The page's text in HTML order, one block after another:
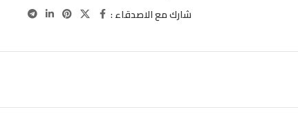
شارك مع الاصدقاء :